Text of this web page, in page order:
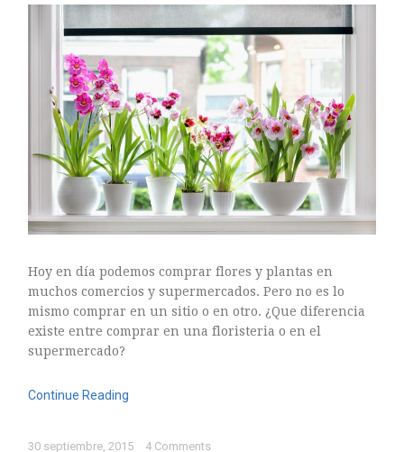
Hoy en día podemos comprar flores y plantas en
muchos comercios y supermercados. Pero no es lo
mismo comprar en un sitio o en otro. ¿Que diferencia
existe entre comprar en una floristeria o en el
supermercado?
Continue Reading
30 septiembre, 2015 4 Comments